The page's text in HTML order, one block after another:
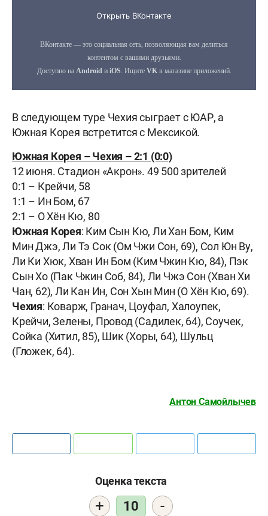
В следующем туре Чехия сыграет с ЮАР, а
Южная Корея встретится с Мексикой.
Южная Корея – Чехия – 2:1 (0:0)
12 июня. Стадион «Акрон». 49 500 зрителей
0:1 – Крейчи, 58
1:1 – Ин Бом, 67
2:1 – О Хён Кю, 80
Южная Корея: Ким Сын Кю, Ли Хан Бом, Ким
Мин Джэ, Ли Тэ Сок (Ом Чжи Сон, 69), Сол Юн Ву,
Ли Ки Хюк, Хван Ин Бом (Ким Чжин Кю, 84), Пэк
Сын Хо (Пак Чжин Соб, 84), Ли Чжэ Сон (Хван Хи
Чан, 62), Ли Кан Ин, Сон Хын Мин (О Хён Кю, 69).
Чехия: Коварж, Гранач, Цоуфал, Халоупек,
Крейчи, Зелены, Провод (Садилек, 64), Соучек,
Сойка (Хитил, 85), Шик (Хоры, 64), Шульц
(Гложек, 64).
Антон Самойлычев
Оценка текста
+ 10 -